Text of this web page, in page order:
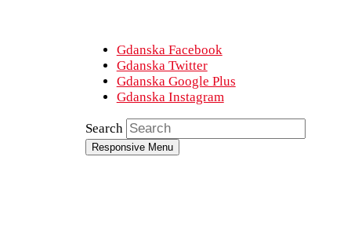
Gdanska Facebook
Gdanska Twitter
Gdanska Google Plus
Gdanska Instagram
Search
Responsive Menu